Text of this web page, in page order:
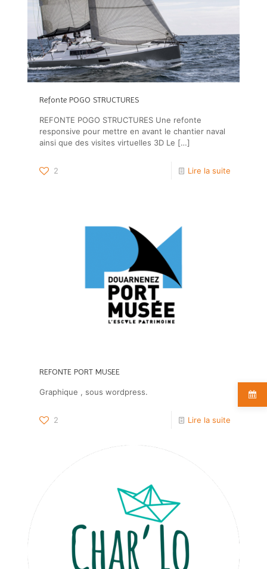
Refonte POGO STRUCTURES
REFONTE POGO STRUCTURES Une refonte
responsive pour mettre en avant le chantier naval
ainsi que des visites virtuelles 3D Le […]
2 Lire la suite
REFONTE PORT MUSEE
Graphique , sous wordpress.
2 Lire la suite